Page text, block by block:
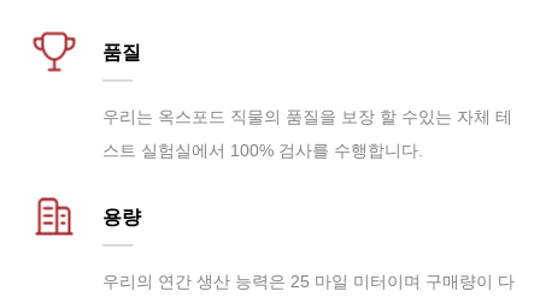
품질
우리는 옥스포드 직물의 품질을 보장 할 수있는 자체 테
스트 실험실에서 100% 검사를 수행합니다.
용량
우리의 연간 생산 능력은 25 마일 미터이며 구매량이 다